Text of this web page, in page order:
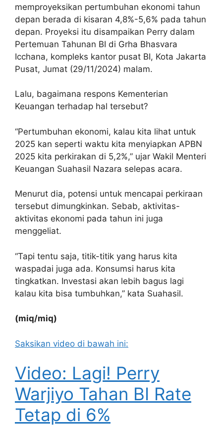
memproyeksikan pertumbuhan ekonomi tahun
depan berada di kisaran 4,8%-5,6% pada tahun
depan. Proyeksi itu disampaikan Perry dalam
Pertemuan Tahunan BI di Grha Bhasvara
Icchana, kompleks kantor pusat BI, Kota Jakarta
Pusat, Jumat (29/11/2024) malam.
Lalu, bagaimana respons Kementerian
Keuangan terhadap hal tersebut?
“Pertumbuhan ekonomi, kalau kita lihat untuk
2025 kan seperti waktu kita menyiapkan APBN
2025 kita perkirakan di 5,2%,” ujar Wakil Menteri
Keuangan Suahasil Nazara selepas acara.
Menurut dia, potensi untuk mencapai perkiraan
tersebut dimungkinkan. Sebab, aktivitas-
aktivitas ekonomi pada tahun ini juga
menggeliat.
“Tapi tentu saja, titik-titik yang harus kita
waspadai juga ada. Konsumsi harus kita
tingkatkan. Investasi akan lebih bagus lagi
kalau kita bisa tumbuhkan,” kata Suahasil.
(miq/miq)
Saksikan video di bawah ini:
Video: Lagi! Perry
Warjiyo Tahan BI Rate
Tetap di 6%